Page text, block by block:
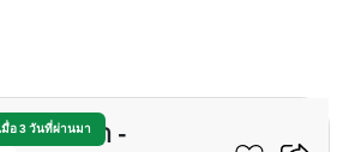
มื่อ 3 วันที่ผ่านมา
ด้า รัชวิภา -